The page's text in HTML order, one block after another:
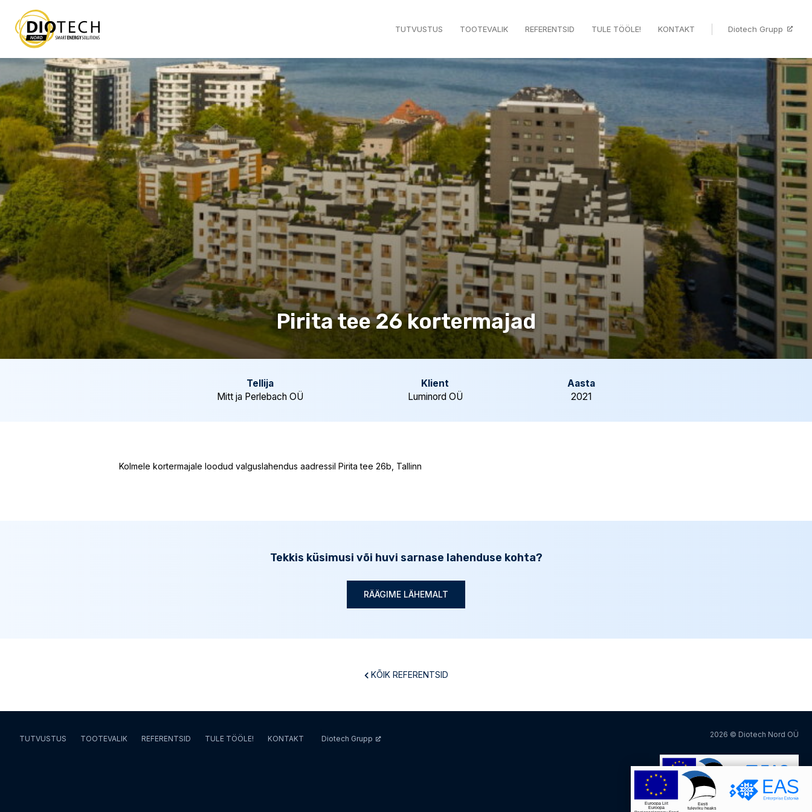
TUTVUSTUS TOOTEVALIK REFERENTSID TULE TÖÖLE! KONTAKT Diotech Grupp
Pirita tee 26 kortermajad
Tellija
Mitt ja Perlebach OÜ
Klient
Luminord OÜ
Aasta
2021
Kolmele kortermajale loodud valguslahendus aadressil Pirita tee 26b, Tallinn
Tekkis küsimusi või huvi sarnase lahenduse kohta?
RÄÄGIME LÄHEMALT
KÕIK REFERENTSID
TUTVUSTUS TOOTEVALIK REFERENTSID TULE TÖÖLE! KONTAKT Diotech Grupp 2026 © Diotech Nord OÜ